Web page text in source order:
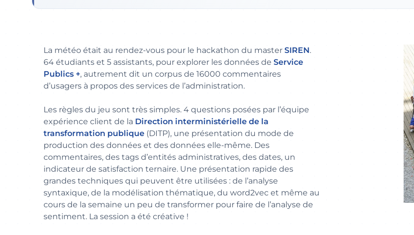
La météo était au rendez-vous pour le hackathon du master SIREN.
64 étudiants et 5 assistants, pour explorer les données de Service
Publics +, autrement dit un corpus de 16000 commentaires
d’usagers à propos des services de l’administration.
Les règles du jeu sont très simples. 4 questions posées par l’équipe
expérience client de la Direction interministérielle de la
transformation publique (DITP), une présentation du mode de
production des données et des données elle-même. Des
commentaires, des tags d’entités administratives, des dates, un
indicateur de satisfaction ternaire. Une présentation rapide des
grandes techniques qui peuvent être utilisées : de l’analyse
syntaxique, de la modélisation thématique, du word2vec et même au
cours de la semaine un peu de transformer pour faire de l’analyse de
sentiment. La session a été créative !